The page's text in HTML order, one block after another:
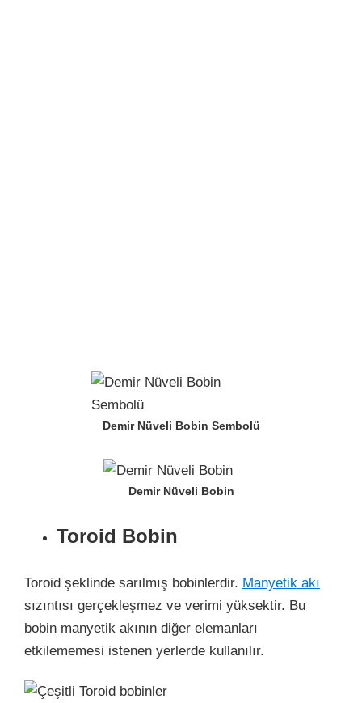
Demir Nüveli Bobin Sembolü
Demir Nüveli Bobin
Toroid Bobin
Toroid şeklinde sarılmış bobinlerdir. Manyetik akı
sızıntısı gerçekleşmez ve verimi yüksektir. Bu
bobin manyetik akının diğer elemanları
etkilememesi istenen yerlerde kullanılır.